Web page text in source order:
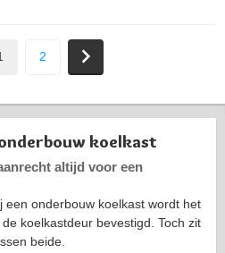
2
koelkast
altijd voor een
een onderbouw koelkast wordt het
koelkastdeur bevestigd. Toch zit
beide.